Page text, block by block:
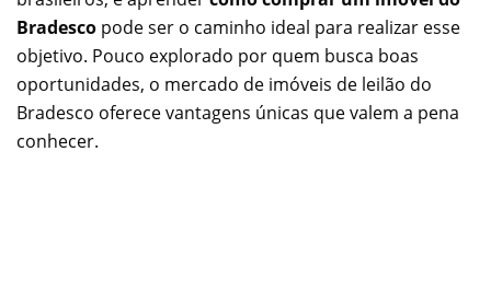
Bradesco pode ser o caminho ideal para realizar esse
objetivo. Pouco explorado por quem busca boas
oportunidades, o mercado de imóveis de leilão do
Bradesco oferece vantagens únicas que valem a pena
conhecer.